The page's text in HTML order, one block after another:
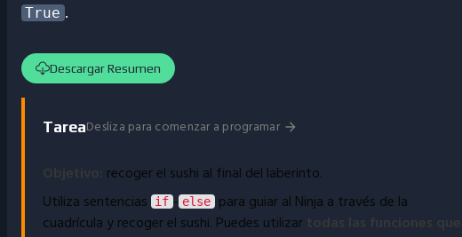
True .
Descargar Resumen
TareaDesliza para comenzar a programar